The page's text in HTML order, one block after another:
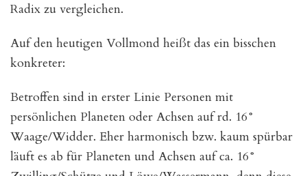
Radix zu vergleichen.
Auf den heutigen Vollmond heißt das ein bisschen
konkreter:
Betroffen sind in erster Linie Personen mit
persönlichen Planeten oder Achsen auf rd. 16°
Waage/Widder. Eher harmonisch bzw. kaum spürbar
läuft es ab für Planeten und Achsen auf ca. 16°